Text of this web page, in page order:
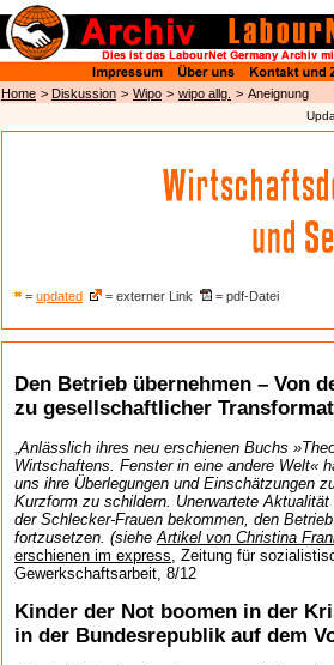
Home > Diskussion > Wipo > wipo allg. > Aneignung
= updated = externer Link = pdf-Datei
Den Betrieb übernehmen – Von
zu gesellschaftlicher
„Anlässlich ihres neu erschienen Buchs
Wirtschaftens. Fenster in eine andere Welt«
uns ihre Überlegungen und Einschätzungen
Kurzform zu schildern. Unerwartete
der Schlecker-Frauen bekommen, den
fortzusetzen. (sieheArtikel von Christina
erschienen im express, Zeitung für
Gewerkschaftsarbeit, 8/12
Kinder der Not boomen in der
in der Bundesrepublik auf dem